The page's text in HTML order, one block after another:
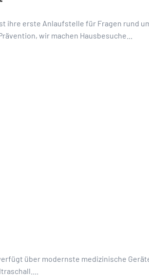
ihre erste Anlaufstelle für Fragen rund
wir machen Hausbesuche...
über modernste medizinische